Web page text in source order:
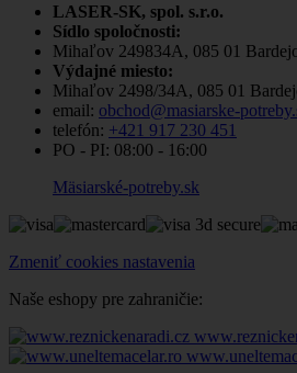
LASER-SK, spol. s.r.o.
Sídlo spoločnosti:
Mihaľov 249834A, 085 01
Výdajné miesto:
Mihaľov 2498/34A, 085 01
email: obchod@masiarske-
telefón: +421 917 230 451
PO - PI: 08:00 - 16:00
Mäsiarské-potreby.sk
Zmeniť cookies nastavenia
Naše eshopy pre zahraničie: